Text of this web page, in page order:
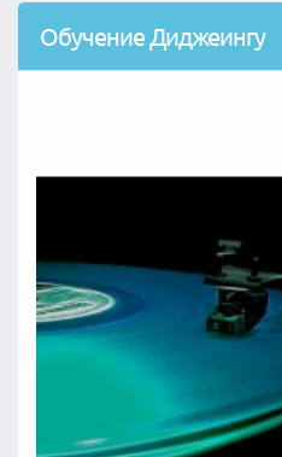
Обучение Диджеингу